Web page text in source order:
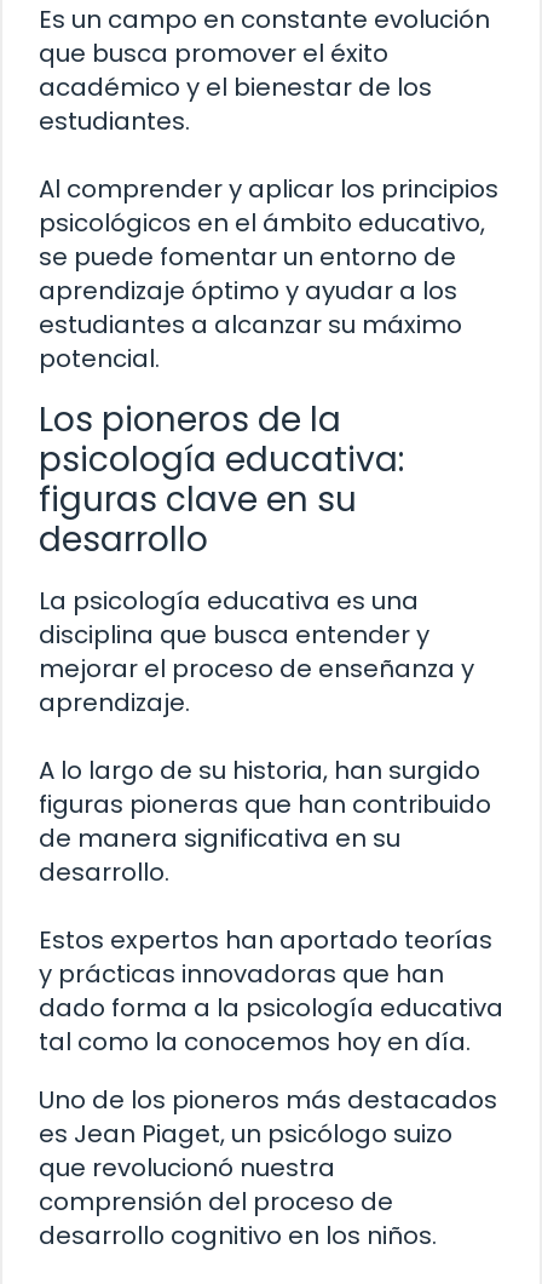
Es un campo en constante evolución
que busca promover el éxito
académico y el bienestar de los
estudiantes.
Al comprender y aplicar los principios
psicológicos en el ámbito educativo,
se puede fomentar un entorno de
aprendizaje óptimo y ayudar a los
estudiantes a alcanzar su máximo
potencial.
Los pioneros de la
psicología educativa:
figuras clave en su
desarrollo
La psicología educativa es una
disciplina que busca entender y
mejorar el proceso de enseñanza y
aprendizaje.
A lo largo de su historia, han surgido
figuras pioneras que han contribuido
de manera significativa en su
desarrollo.
Estos expertos han aportado teorías
y prácticas innovadoras que han
dado forma a la psicología educativa
tal como la conocemos hoy en día.
Uno de los pioneros más destacados
es Jean Piaget, un psicólogo suizo
que revolucionó nuestra
comprensión del proceso de
desarrollo cognitivo en los niños.